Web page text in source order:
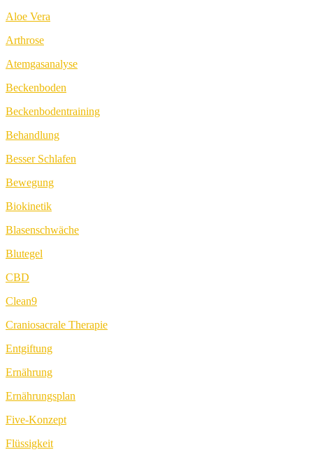
Aloe Vera
Arthrose
Atemgasanalyse
Beckenboden
Beckenbodentraining
Behandlung
Besser Schlafen
Bewegung
Biokinetik
Blasenschwäche
Blutegel
CBD
Clean9
Craniosacrale Therapie
Entgiftung
Ernährung
Ernährungsplan
Five-Konzept
Flüssigkeit